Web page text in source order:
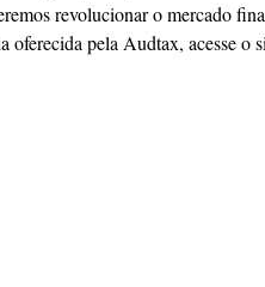
revolucionar o mercado
oferecida pela Audtax, acesse o